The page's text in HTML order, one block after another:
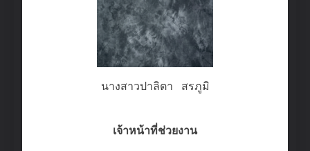
นางสาวปาลิตา สรภูมิ
เจ้าหน้าที่ช่วยงาน